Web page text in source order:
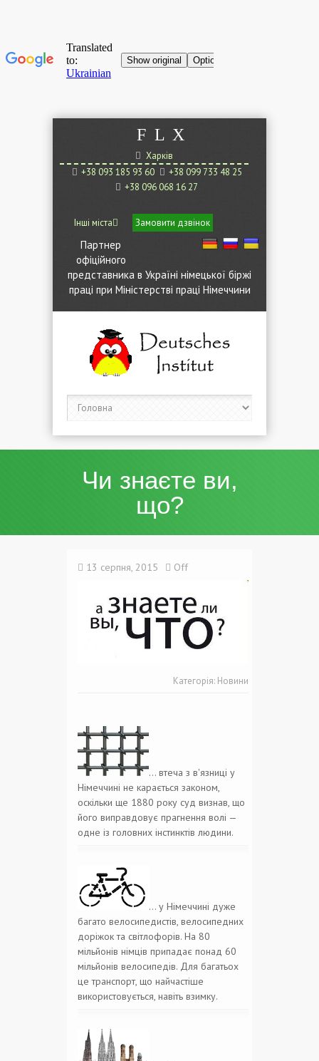
F L X
Харків
+38 093 185 93 60
+38 099 733 48 25
+38 096 068 16 27
Інші міста Замовити дзвінок
Партнер
офіційного
представника в Україні німецької біржі
праці при Міністерстві праці Німеччини
Чи знаєте ви,
що?
13 серпня, 2015 Off
Категорія: Новини
… втеча з в'язниці у
Німеччині не карається законом,
оскільки ще 1880 року суд визнав, що
його виправдовує прагнення волі —
одне із головних інстинктів людини.
… у Німеччині дуже
багато велосипедистів, велосипедних
доріжок та світлофорів. На 80
мільйонів німців припадає понад 60
мільйонів велосипедів. Для багатьох
це транспорт, що найчастіше
використовується, навіть взимку.